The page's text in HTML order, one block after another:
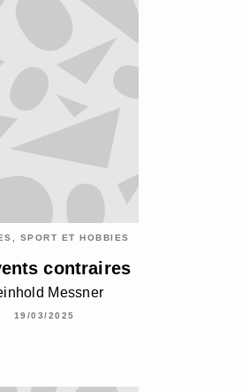
SPORT ET HOBBIES
contraires
Messner
19/03/2025